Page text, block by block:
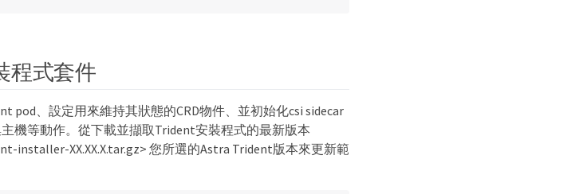
程式套件
pod、設定用來維持其狀態的CRD物件、並初始化csi sidecar
機等動作。從下載並擷取Trident安裝程式的最新版本
installer-XX.XX.X.tar.gz> 您所選的Astra Trident版本來更新範